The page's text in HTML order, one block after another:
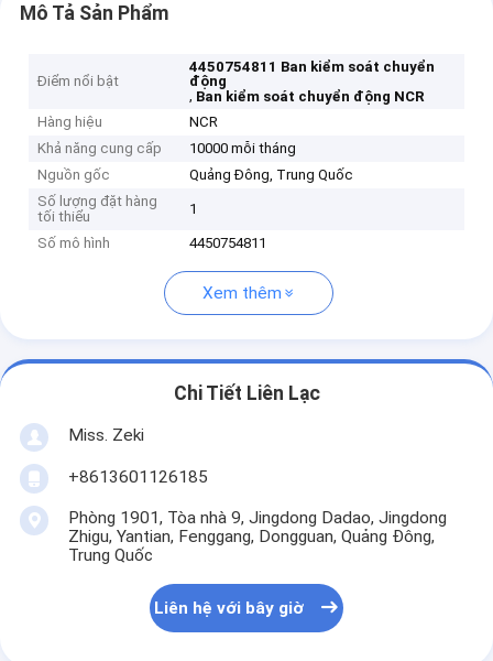
Mô Tả Sản Phẩm
Điểm nổi bật
4450754811 Ban kiểm soát chuyển
động
, Ban kiểm soát chuyển động NCR
Hàng hiệu
NCR
Khả năng cung cấp
10000 mỗi tháng
Nguồn gốc
Quảng Đông, Trung Quốc
Số lượng đặt hàng
tối thiểu
1
Số mô hình 4450754811
Xem thêm
Chi Tiết Liên Lạc
Miss. Zeki
+8613601126185
Phòng 1901, Tòa nhà 9, Jingdong Dadao, Jingdong
Zhigu, Yantian, Fenggang, Dongguan, Quảng Đông,
Trung Quốc
Liên hệ với bây giờ